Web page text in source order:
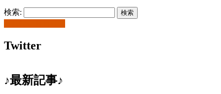
検索:
Twitter
♪最新記事♪